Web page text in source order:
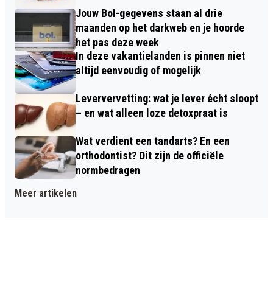
Jouw Bol-gegevens staan al drie
maanden op het darkweb en je hoorde
het pas deze week
In deze vakantielanden is pinnen niet
altijd eenvoudig of mogelijk
Leververvetting: wat je lever écht sloopt
– en wat alleen loze detoxpraat is
Wat verdient een tandarts? En een
orthodontist? Dit zijn de officiële
normbedragen
Meer artikelen